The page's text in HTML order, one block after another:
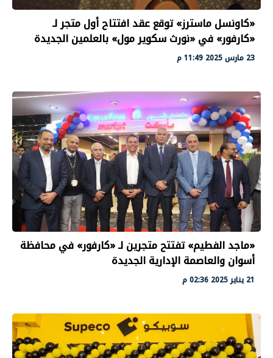
«كاونسل ماسترز» توقع عقد افتتاح أول متجر لـ
«كارفور» في «نورث سكوير مول» بالعلمين الجديدة
23 مارس 2025 11:49 م
«ماجد الفطيم» تفتتح متجرين لـ «كارفور» في محافظة
أسوان والعاصمة الإدارية الجديدة
21 يناير 2025 02:36 م